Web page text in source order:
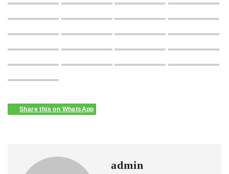
Share this on WhatsApp
admin